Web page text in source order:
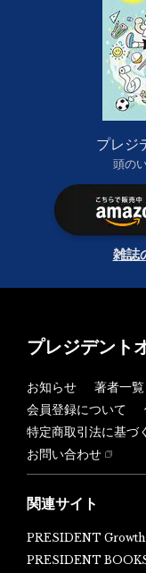
プレジ
頭の
雑誌
プレジデント
お知らせ 著者一覧
会員登録について
特定商取引法に基づ
お問い合わせ
関連サイト
PRESIDENT Growth
PRESIDENT